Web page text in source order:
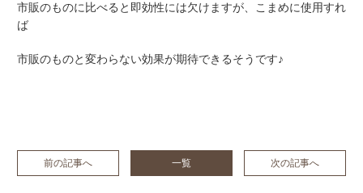
市販のものに比べると即効性には欠けますが、こまめに使用すれ
ば
市販のものと変わらない効果が期待できるそうです♪
前の記事へ 一覧 次の記事へ